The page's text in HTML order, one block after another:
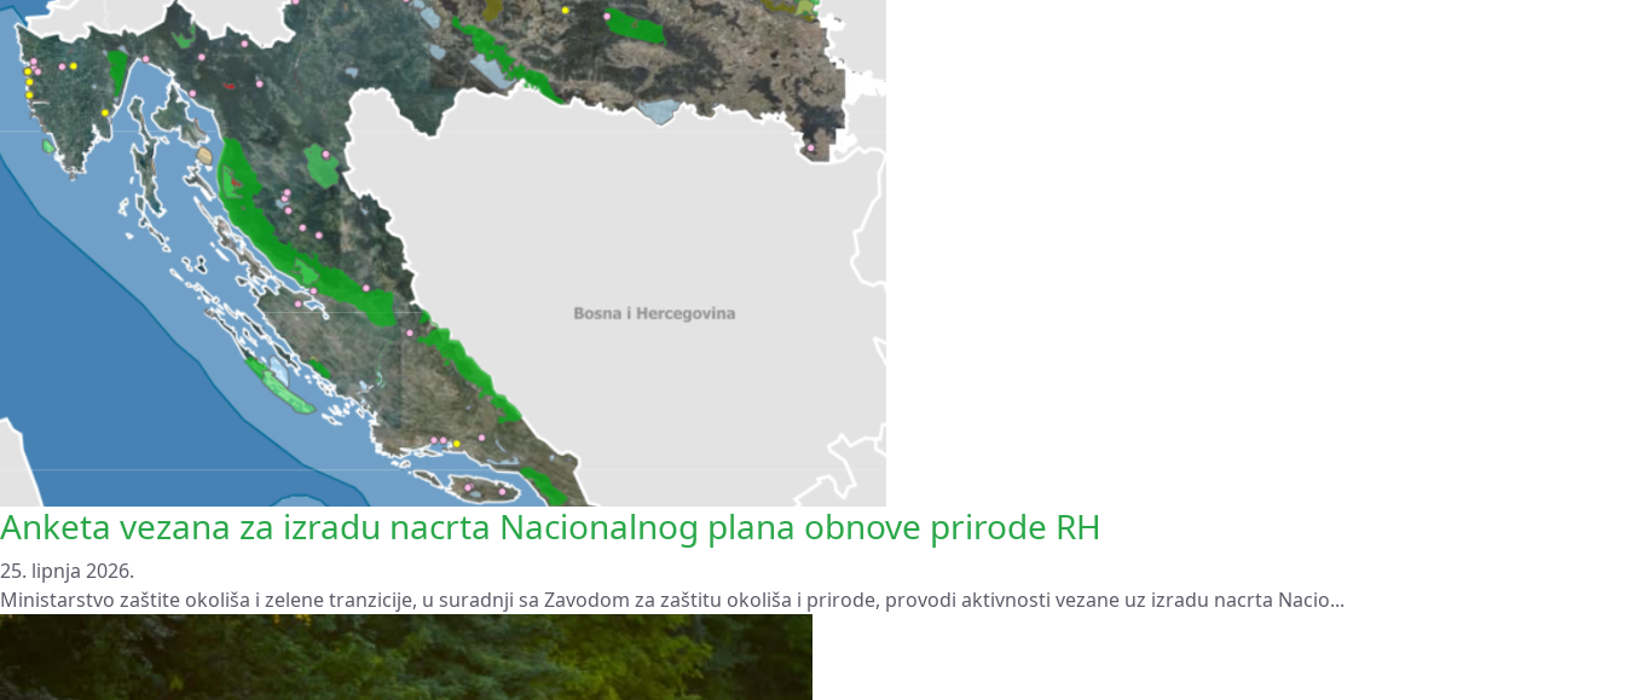
Anketa vezana za izradu nacrta Nacionalnog plana obnove prirode RH
25. lipnja 2026.
Ministarstvo zaštite okoliša i zelene tranzicije, u suradnji sa Zavodom za zaštitu okoliša i prirode, provodi aktivnosti vezane uz izradu nacrta Nacio...